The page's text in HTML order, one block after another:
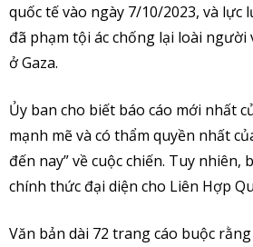
quốc tế vào ngày 7/10/2023, và lực
đã phạm tội ác chống lại loài người
ở Gaza.
Ủy ban cho biết báo cáo mới nhất
mạnh mẽ và có thẩm quyền nhất
đến nay” về cuộc chiến. Tuy nhiên,
chính thức đại diện cho Liên Hợp
Văn bản dài 72 trang cáo buộc